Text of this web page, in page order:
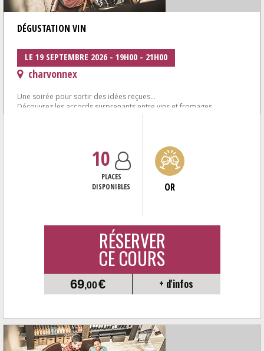
DÉGUSTATION VIN
LE 19 SEPTEMBRE 2026 - 19H00 - 21H00
charvonnex
Une soirée pour sortir des idées reçues...
Découvrez les accords surprenants entre vins et fromages
6 vins autour de fromages affinés de la...
10
PLACES
DISPONIBLES
OR
RÉSERVER
CE COURS
69,00€ + d'infos